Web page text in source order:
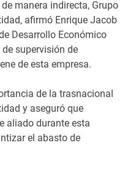
manera indirecta, Grupo
afirmó Enrique Jacob
Desarrollo Económico
supervisión de
de esta empresa.
de la trasnacional
y aseguró que
aliado durante esta
el abasto de